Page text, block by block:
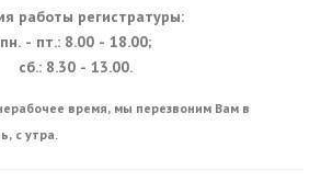
работы регистратуры:
пн. - пт.: 8.00 - 18.00;
сб.: 8.30 - 13.00.
время, мы перезвоним Вам в
с утра.